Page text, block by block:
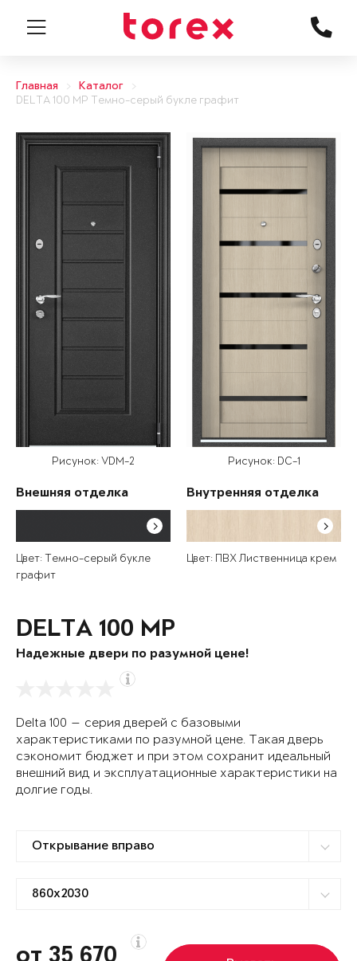
Главная
Каталог
DELTA 100 MP Темно-серый букле графит
Рисунок: VDM-2
Внешняя отделка
Цвет: Темно-серый букле
графит
Рисунок: DC-1
Внутренняя отделка
Цвет: ПВХ Лиственница крем
DELTA 100 MP
Надежные двери по разумной цене!
Delta 100 — серия дверей с базовыми
характеристиками по разумной цене. Такая дверь
сэкономит бюджет и при этом сохранит идеальный
внешний вид и эксплуатационные характеристики на
долгие годы.